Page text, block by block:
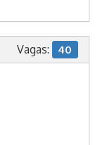
Vagas: 40